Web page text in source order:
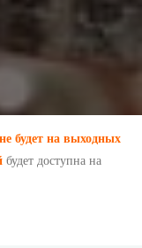
будет на выходных
будет доступна на